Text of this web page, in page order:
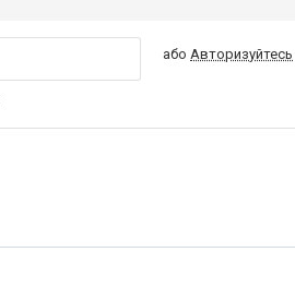
абоАвторизуйтесь